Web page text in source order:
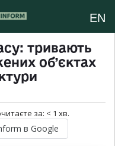
EN
тривають
об’єктах
за: < 1 хв.
в Google